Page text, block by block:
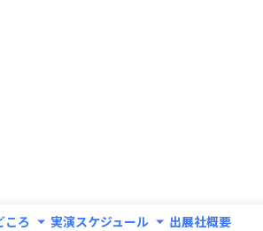
ころ 実演スケジュール 出展社概要